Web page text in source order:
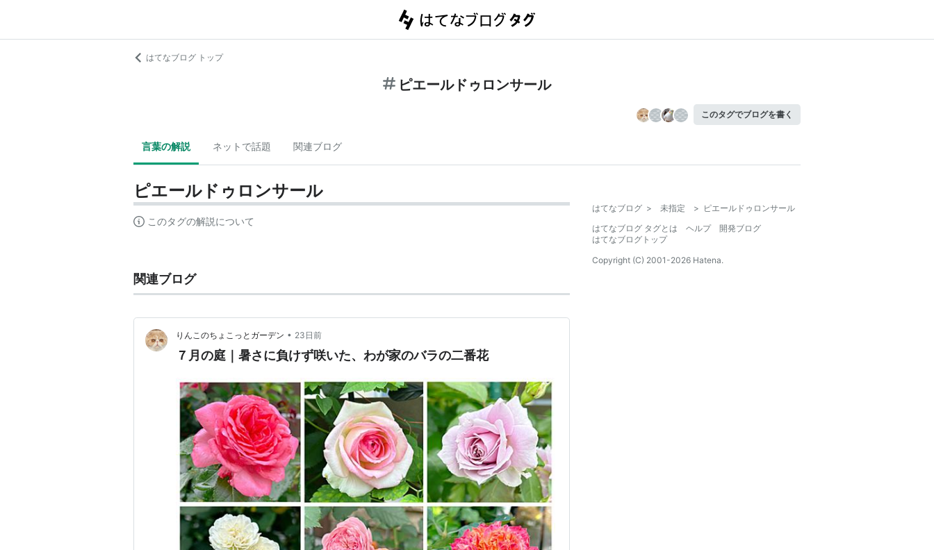
はてなブログ トップ
ピエールドゥロンサール
このタグでブログを書く
言葉の解説 ネットで話題 関連ブログ
ピエールドゥロンサール
このタグの解説について
関連ブログ
りんこのちょこっとガーデン • 23日前
７月の庭｜暑さに負けず咲いた、わが家のバラの二番花
はてなブログ > 未指定 > ピエールドゥロンサール
はてなブログ タグとは
ヘルプ
開発ブログ
はてなブログトップ
Copyright (C) 2001-2026 Hatena.